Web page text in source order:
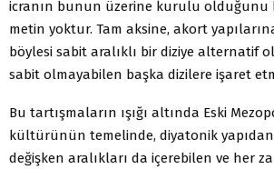
icranın bunun üzerine kurulu olduğunu
metin yoktur. Tam aksine, akort
böylesi sabit aralıklı bir diziye alternatif
sabit olmayabilen başka dizilere işaret
Bu tartışmaların ışığı altında Eski
kültürünün temelinde, diyatonik yapıdan
değişken aralıkları da içerebilen ve her